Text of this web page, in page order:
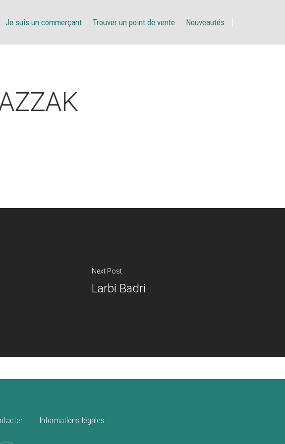
Je suis un commerçant Trouver un point de vente Nouveautés
Next Post
Larbi Badri
Informations légales